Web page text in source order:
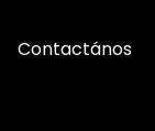
Contactános